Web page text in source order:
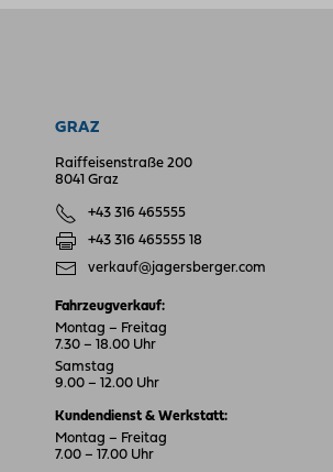
GRAZ
Raiffeisenstraße 200
8041 Graz
+43 316 465555
+43 316 465555 18
verkauf@jagersberger.com
Fahrzeugverkauf:
Montag – Freitag
7.30 – 18.00 Uhr
Samstag
9.00 – 12.00 Uhr
Kundendienst & Werkstatt:
Montag – Freitag
7.00 – 17.00 Uhr